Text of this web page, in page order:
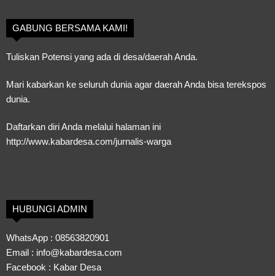
GABUNG BERSAMA KAMI!
Tuliskan Potensi yang ada di desa/daerah Anda.
Mari kabarkan ke seluruh dunia agar daerah Anda bisa terekspos
dunia.
Daftarkan diri Anda melalui halaman ini
http://www.kabardesa.com/jurnalis-warga
HUBUNGI ADMIN
WhatsApp : 08563820901
Email : info@kabardesa.com
Facebook : Kabar Desa